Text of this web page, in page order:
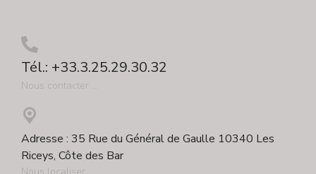
Tél.: +33.3.25.29.30.32
Nous contacter ...
Adresse : 35 Rue du Général de Gaulle 10340 Les
Riceys, Côte des Bar